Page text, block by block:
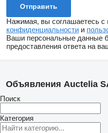
Нажимая, вы соглашаетесь с
конфиденциальности и
Ваши персональные данные
предоставления ответа на
Объявления Auctelia
Поиск
Категория